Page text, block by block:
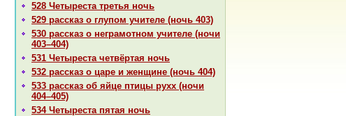
528 Четыреста третья ночь
529 paссказ о глупом учителе (ночь 403)
530 paссказ о негpaмотном учителе (ночи
403–404)
531 Четыреста четвёртая ночь
532 paссказ о царе и женщине (ночь 404)
533 paссказ об яйце птицы рухх (ночи
404–405)
534 Четыреста пятая ночь